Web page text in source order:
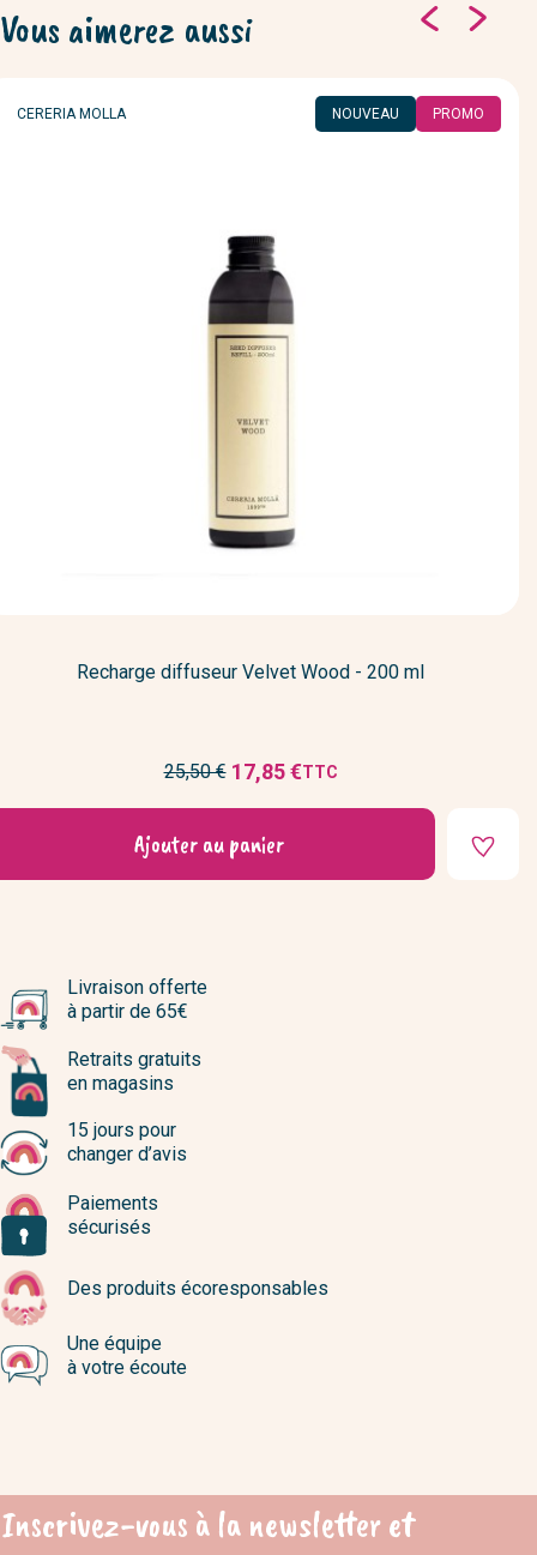
Vous aimerez aussi
MARQUE
CERERIA MOLLA PROMO
NOUVEAU
Recharge diffuseur Velvet Wood - 200 ml
Prix
base
25,50 €
Prix
réduit
17,85 €TTC
Ajouter au panier
Livraison offerte
à partir de 65€
Retraits gratuits
en magasins
15 jours pour
changer d’avis
Paiements
sécurisés
Des produits écoresponsables
Une équipe
à votre écoute
Inscrivez-vous à la newsletter et